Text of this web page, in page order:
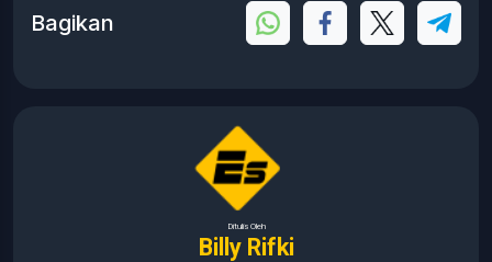
Bagikan
Ditulis Oleh
Billy Rifki